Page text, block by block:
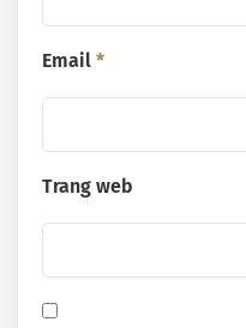
Email *
Trang web